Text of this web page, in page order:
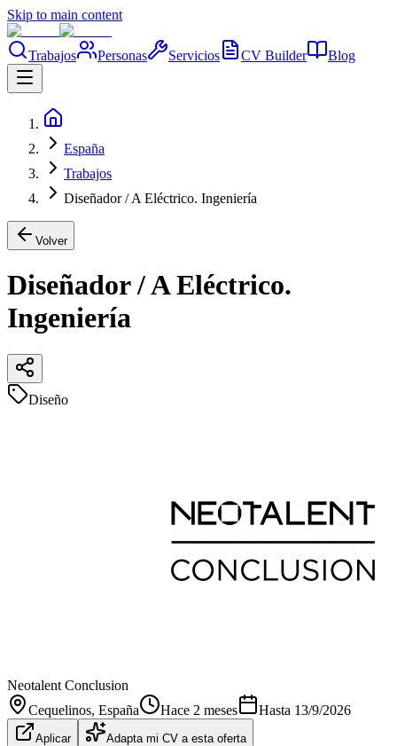
Skip to main content
Trabajos Personas Servicios CV Builder Blog
España
Trabajos
Diseñador / A Eléctrico. Ingeniería
Volver
Diseñador / A Eléctrico.
Ingeniería
Diseño
Neotalent Conclusion
Cequelinos, España Hace 2 meses Hasta 13/9/2026
Aplicar Adapta mi CV a esta oferta